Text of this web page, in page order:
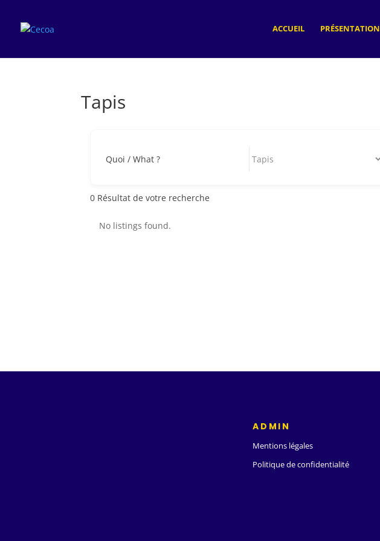
ACCUEIL PRÉSENTATION
Tapis
Quoi / What ?
0 Résultat de votre recherche
No listings found.
ADMIN
Mentions légales
Politique de confidentialité